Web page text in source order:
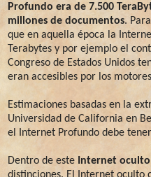
Profundo era de 7.500
millones de documentos.
que en aquella época la
Terabytes y por ejemplo el
Congreso de Estados Unidos
eran accesibles por los
Estimaciones basadas en la
Universidad de California en
el Internet Profundo debe
Dentro de este Internet oculto
distinciones. El Internet oculto